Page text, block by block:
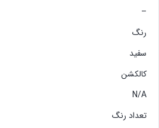
–
رنگ
سفید
کالکشن
N/A
تعداد رنگ